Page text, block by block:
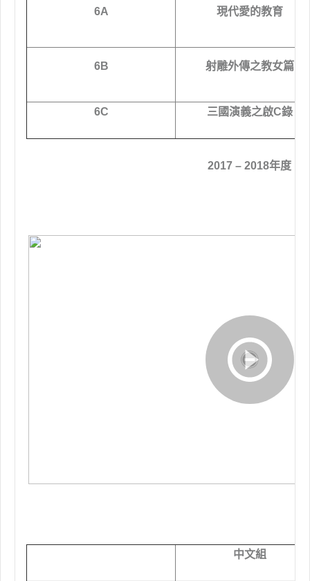
6A 現代愛的教育
6B 射雕外傳之教女篇
6C 三國演義之啟C錄
2017 – 2018年度
中文組